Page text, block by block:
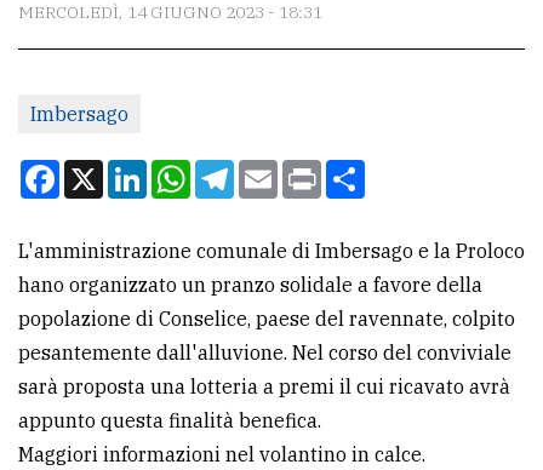
Scrivici
Per
la
pubblicità
CERCA
Cerca
per
MERCOLEDÌ, 14 GIUGNO 2023 - 18:31
Imbersago
Facebook
X LinkedInWhatsApp
Telegram
EmailPrint
L'amministrazione comunale di Imbersago e la Proloco
hano organizzato un pranzo solidale a favore della
popolazione di Conselice, paese del ravennate, colpito
pesantemente dall'alluvione. Nel corso del conviviale
sarà proposta una lotteria a premi il cui ricavato avrà
appunto questa finalità benefica.
Maggiori informazioni nel volantino in calce.